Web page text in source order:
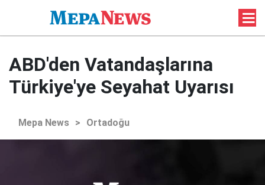
ABD'den Vatandaşlarına
Türkiye'ye Seyahat Uyarısı
Mepa News > Ortadoğu